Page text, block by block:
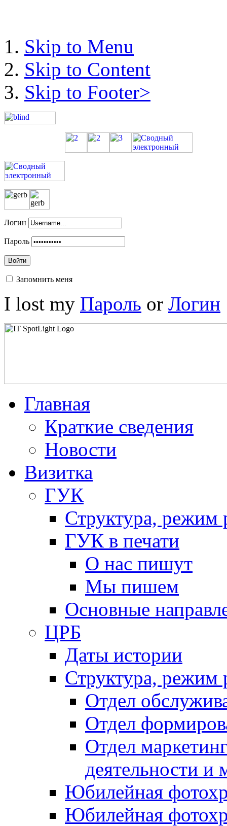
Skip to Menu
Skip to Content
Skip to Footer>
Логин
Пароль
Войти
Запомнить меня
I lost my Пароль or Логин
Главная
Краткие сведения
Новости
Визитка
ГУК
Структура, режим
ГУК в печати
О нас пишут
Мы пишем
Основные
ЦРБ
Даты истории
Структура, режим
Отдел
Отдел
Отдел
деятельности и
Юбилейная
Юбилейная